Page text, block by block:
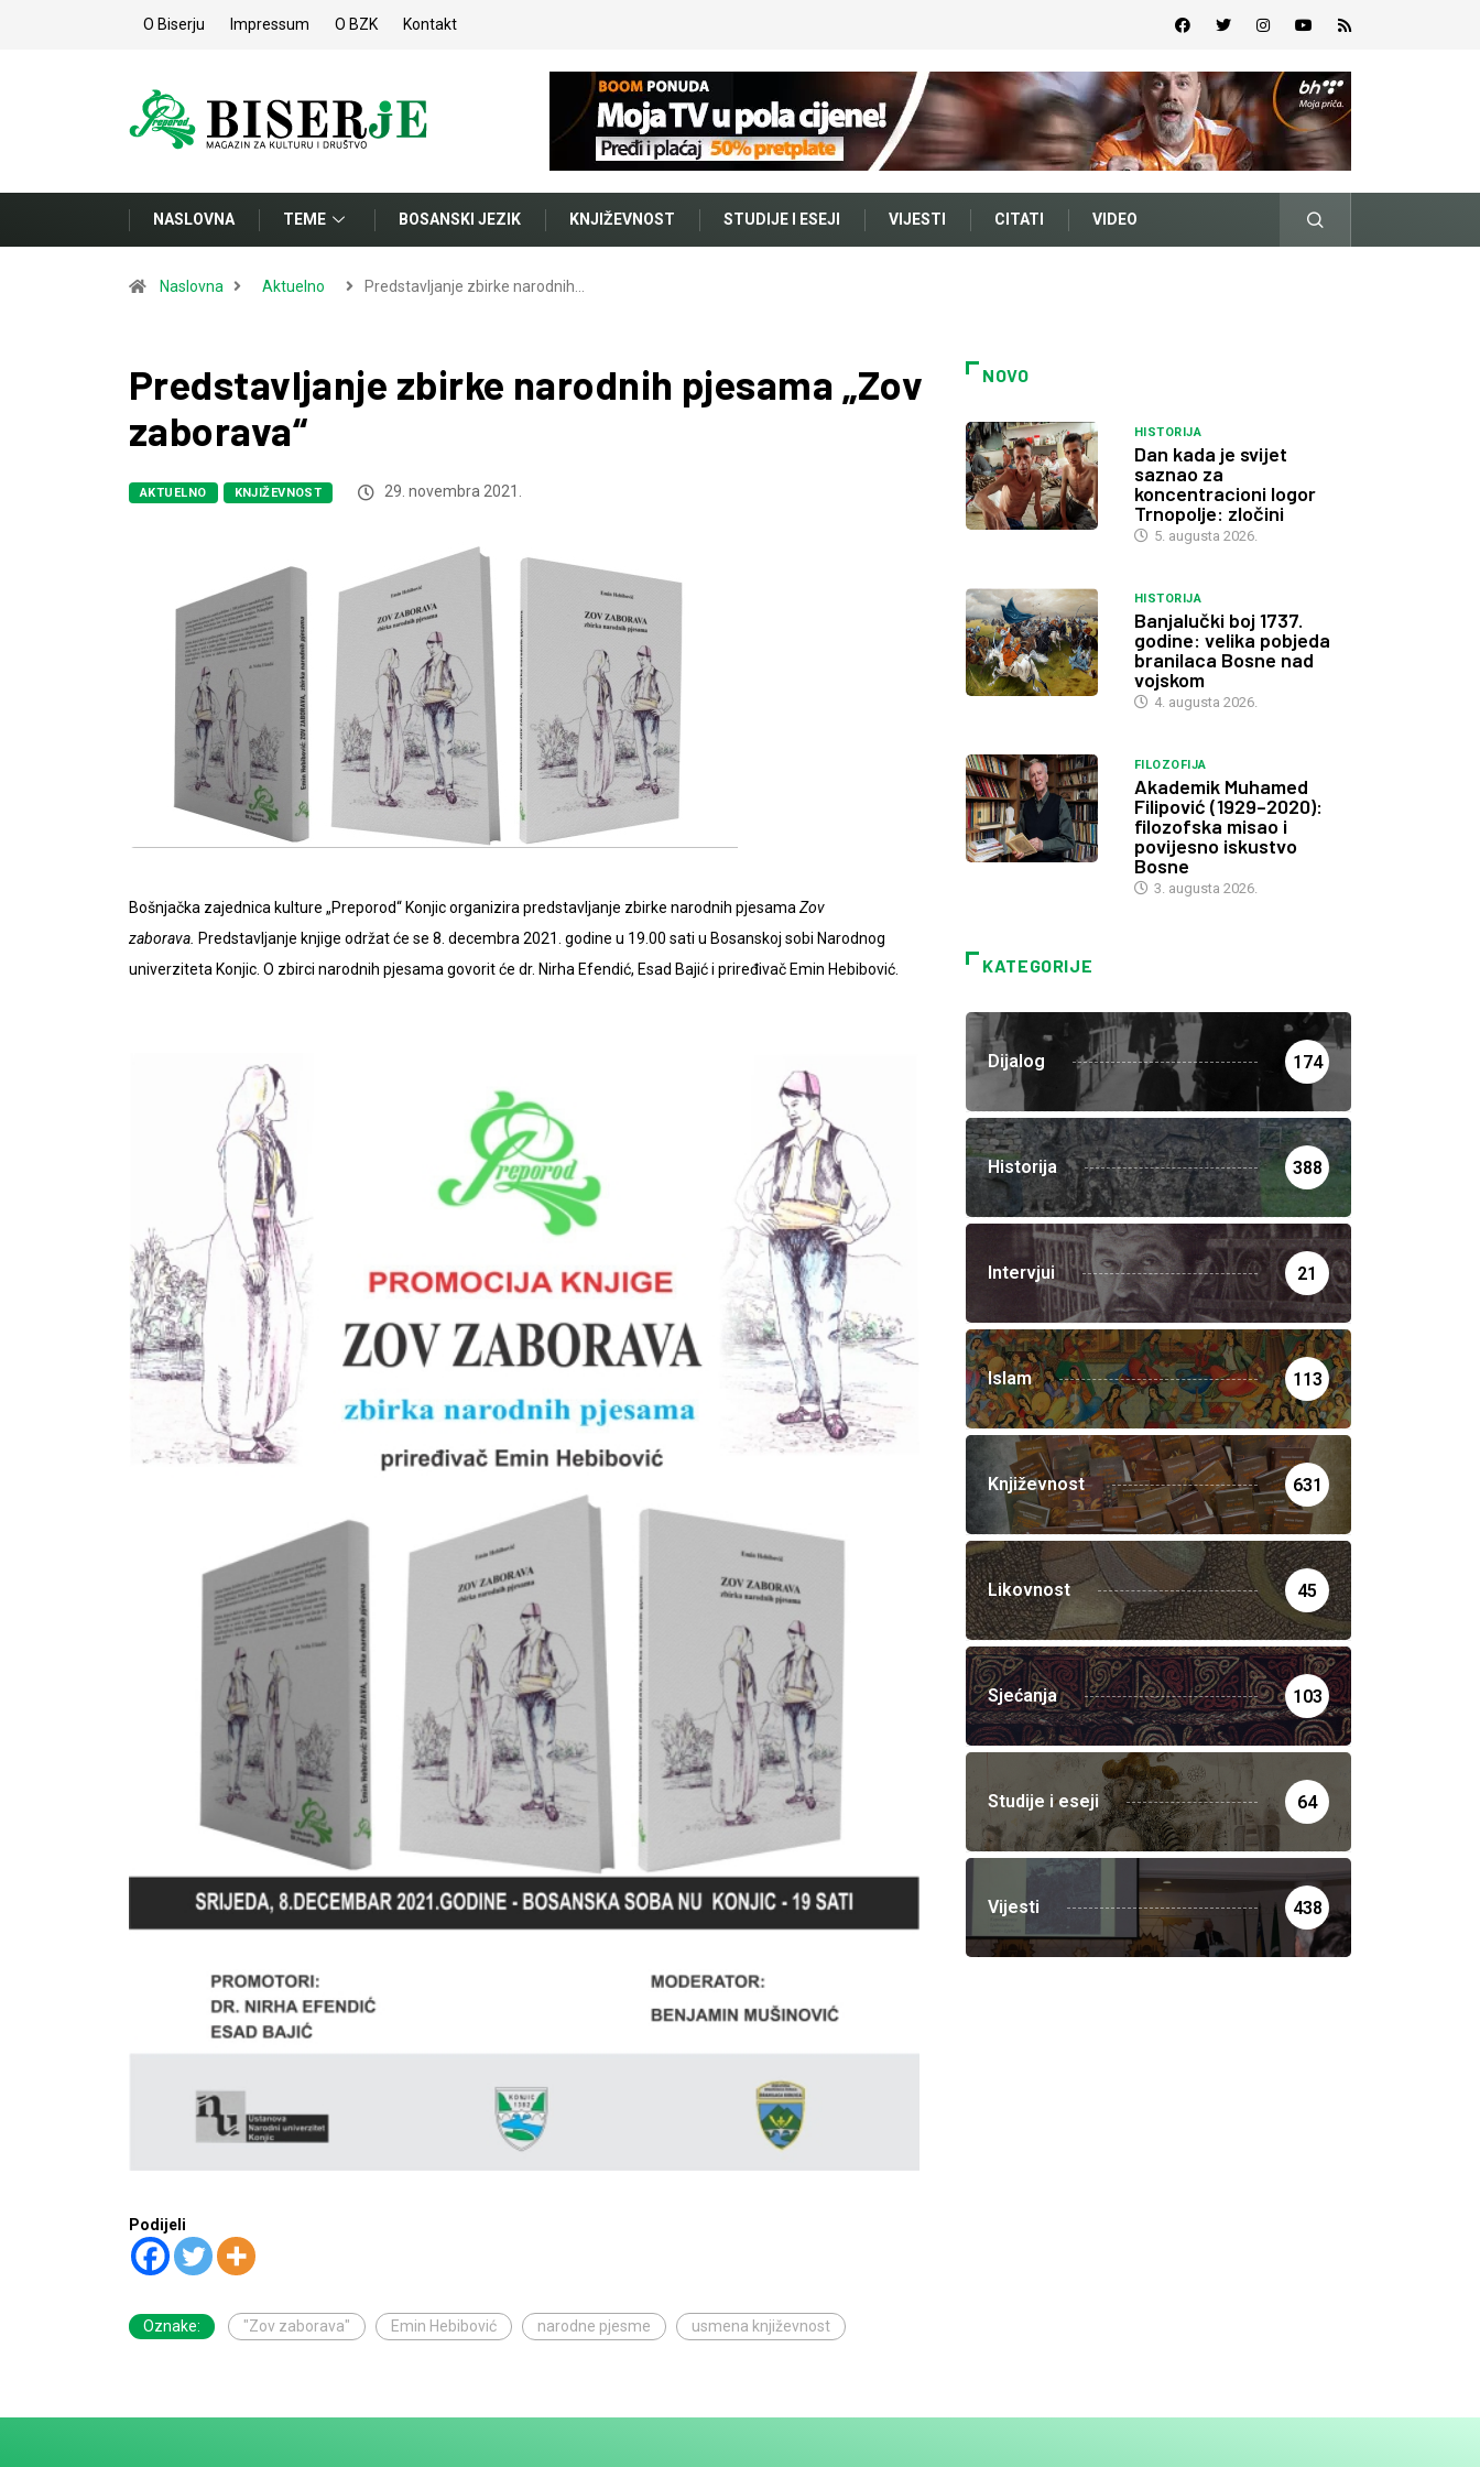
O Biserju Impressum O BZK Kontakt
NASLOVNA TEME BOSANSKI JEZIK KNJIŽEVNOST STUDIJE I ESEJI VIJESTI CITATI VIDEO
Naslovna Aktuelno Predstavljanje zbirke narodnih…
Predstavljanje zbirke narodnih pjesama „Zov
zaborava“
AKTUELNO KNJIŽEVNOST 29. novembra 2021.
Bošnjačka zajednica kulture „Preporod“ Konjic organizira predstavljanje zbirke narodnih pjesama Zov
zaborava. Predstavljanje knjige održat će se 8. decembra 2021. godine u 19.00 sati u Bosanskoj sobi Narodnog
univerziteta Konjic. O zbirci narodnih pjesama govorit će dr. Nirha Efendić, Esad Bajić i priređivač Emin Hebibović.
Podijeli
Oznake: "Zov zaborava" Emin Hebibović narodne pjesme usmena književnost
NOVO
HISTORIJA
Dan kada je svijet
saznao za
koncentracioni logor
Trnopolje: zločini
5. augusta 2026.
HISTORIJA
Banjalučki boj 1737.
godine: velika pobjeda
branilaca Bosne nad
vojskom
4. augusta 2026.
FILOZOFIJA
Akademik Muhamed
Filipović (1929–2020):
filozofska misao i
povijesno iskustvo
Bosne
3. augusta 2026.
KATEGORIJE
Dijalog 174
Historija 388
Intervjui 21
Islam 113
Književnost 631
Likovnost 45
Sjećanja 103
Studije i eseji 64
Vijesti 438